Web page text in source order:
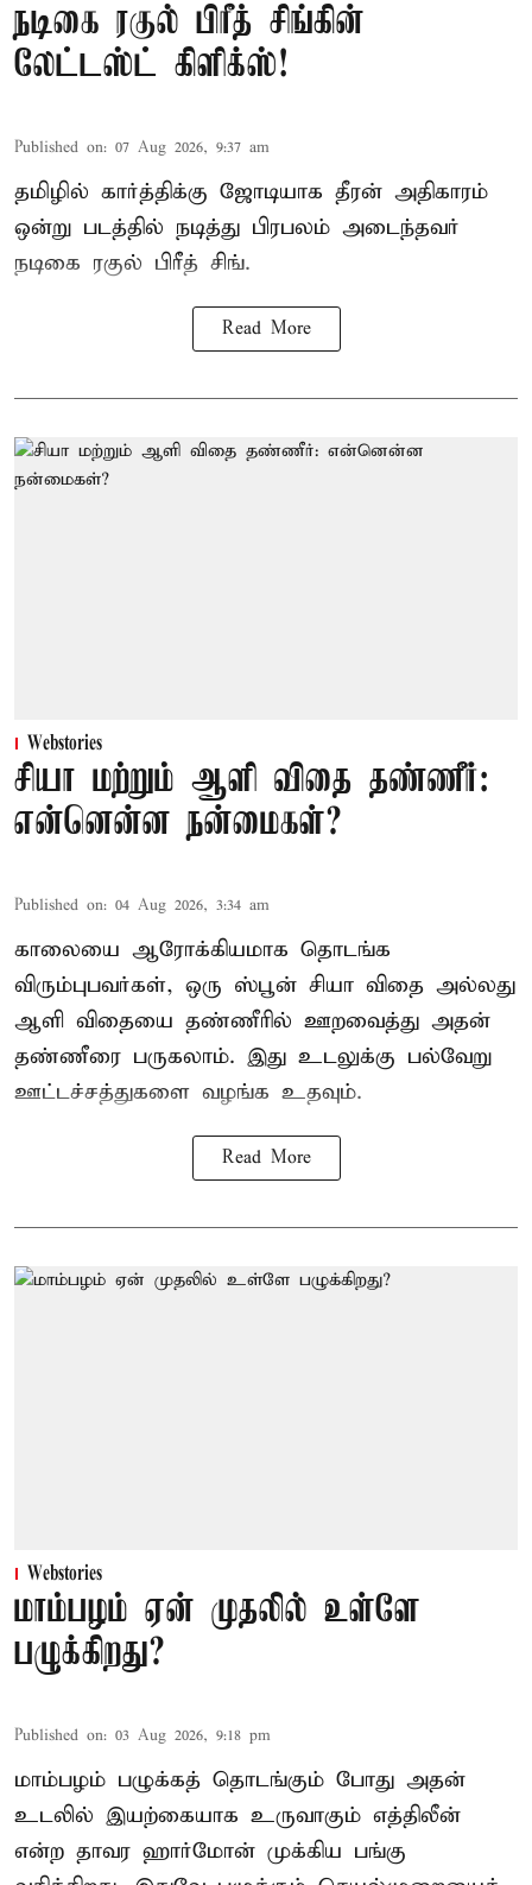
நடிகை ரகுல் பிரீத் சிங்கின்
லேட்டஸ்ட் கிளிக்ஸ்!
Published on: 07 Aug 2026, 9:37 am
தமிழில் கார்த்திக்கு ஜோடியாக தீரன் அதிகாரம்
ஒன்று படத்தில் நடித்து பிரபலம் அடைந்தவர்
நடிகை ரகுல் பிரீத் சிங்.
Read More
Webstories
சியா மற்றும் ஆளி விதை தண்ணீர்:
என்னென்ன நன்மைகள்?
Published on: 04 Aug 2026, 3:34 am
காலையை ஆரோக்கியமாக தொடங்க
விரும்புபவர்கள், ஒரு ஸ்பூன் சியா விதை அல்லது
ஆளி விதையை தண்ணீரில் ஊறவைத்து அதன்
தண்ணீரை பருகலாம். இது உடலுக்கு பல்வேறு
ஊட்டச்சத்துகளை வழங்க உதவும்.
Read More
Webstories
மாம்பழம் ஏன் முதலில் உள்ளே
பழுக்கிறது?
Published on: 03 Aug 2026, 9:18 pm
மாம்பழம் பழுக்கத் தொடங்கும் போது அதன்
உடலில் இயற்கையாக உருவாகும் எத்திலீன்
என்ற தாவர ஹார்மோன் முக்கிய பங்கு